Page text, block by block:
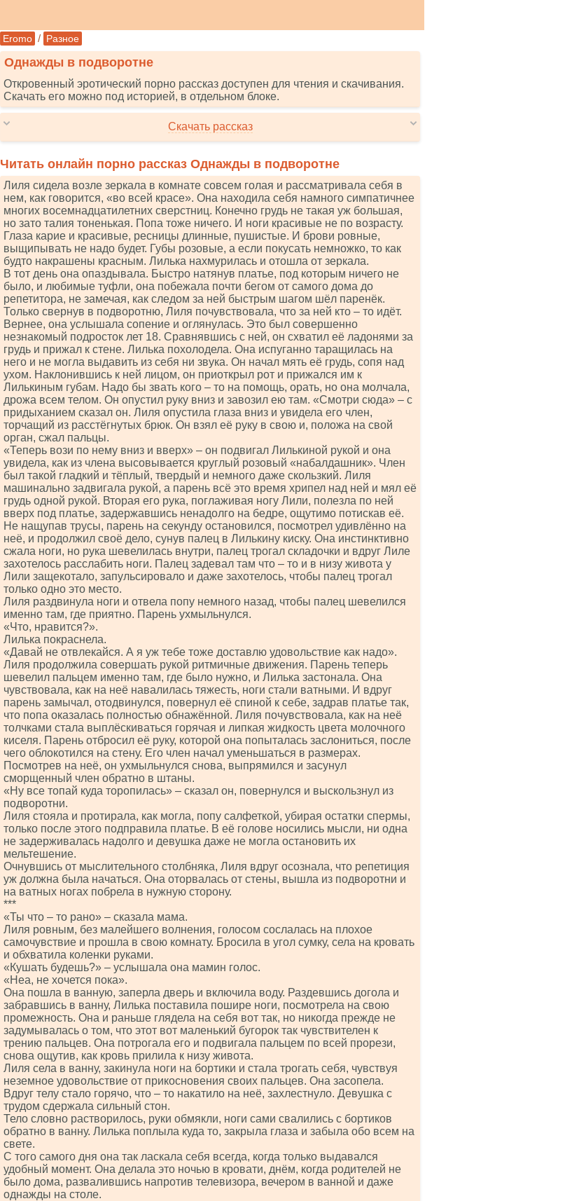
Eromo / Разное
Однажды в подворотне
Откровенный эротический порно рассказ доступен для чтения и скачивания.
Скачать его можно под историей, в отдельном блоке.
Скачать рассказ
Читать онлайн порно рассказ Однажды в подворотне
Лиля сидела возле зеркала в комнате совсем голая и рассматривала себя в
нем, как говорится, «во всей красе». Она находила себя намного симпатичнее
многих восемнадцатилетних сверстниц. Конечно грудь не такая уж большая,
но зато талия тоненькая. Попа тоже ничего. И ноги красивые не по возрасту.
Глаза карие и красивые, ресницы длинные, пушистые. И брови ровные,
выщипывать не надо будет. Губы розовые, а если покусать немножко, то как
будто накрашены красным. Лилька нахмурилась и отошла от зеркала.
В тот день она опаздывала. Быстро натянув платье, под которым ничего не
было, и любимые туфли, она побежала почти бегом от самого дома до
репетитора, не замечая, как следом за ней быстрым шагом шёл паренёк.
Только свернув в подворотню, Лиля почувствовала, что за ней кто – то идёт.
Вернее, она услышала сопение и оглянулась. Это был совершенно
незнакомый подросток лет 18. Сравнявшись с ней, он схватил её ладонями за
грудь и прижал к стене. Лилька похолодела. Она испуганно таращилась на
него и не могла выдавить из себя ни звука. Он начал мять её грудь, сопя над
ухом. Наклонившись к ней лицом, он приоткрыл рот и прижался им к
Лилькиным губам. Надо бы звать кого – то на помощь, орать, но она молчала,
дрожа всем телом. Он опустил руку вниз и завозил ею там. «Смотри сюда» – с
придыханием сказал он. Лиля опустила глаза вниз и увидела его член,
торчащий из расстёгнутых брюк. Он взял её руку в свою и, положа на свой
орган, сжал пальцы.
«Теперь вози по нему вниз и вверх» – он подвигал Лилькиной рукой и она
увидела, как из члена высовывается круглый розовый «набалдашник». Член
был такой гладкий и тёплый, твердый и немного даже скользкий. Лиля
машинально задвигала рукой, а парень всё это время хрипел над ней и мял её
грудь одной рукой. Вторая его рука, поглаживая ногу Лили, полезла по ней
вверх под платье, задержавшись ненадолго на бедре, ощутимо потискав её.
Не нащупав трусы, парень на секунду остановился, посмотрел удивлённо на
неё, и продолжил своё дело, сунув палец в Лилькину киску. Она инстинктивно
сжала ноги, но рука шевелилась внутри, палец трогал складочки и вдруг Лиле
захотелось расслабить ноги. Палец задевал там что – то и в низу живота у
Лили защекотало, запульсировало и даже захотелось, чтобы палец трогал
только одно это место.
Лиля раздвинула ноги и отвела попу немного назад, чтобы палец шевелился
именно там, где приятно. Парень ухмыльнулся.
«Что, нравится?».
Лилька покраснела.
«Давай не отвлекайся. А я уж тебе тоже доставлю удовольствие как надо».
Лиля продолжила совершать рукой ритмичные движения. Парень теперь
шевелил пальцем именно там, где было нужно, и Лилька застонала. Она
чувствовала, как на неё навалилась тяжесть, ноги стали ватными. И вдруг
парень замычал, отодвинулся, повернул её спиной к себе, задрав платье так,
что попа оказалась полностью обнажённой. Лиля почувствовала, как на неё
толчками стала выплёскиваться горячая и липкая жидкость цвета молочного
киселя. Парень отбросил её руку, которой она попыталась заслониться, после
чего облокотился на стену. Его член начал уменьшаться в размерах.
Посмотрев на неё, он ухмыльнулся снова, выпрямился и засунул
сморщенный член обратно в штаны.
«Ну все топай куда торопилась» – сказал он, повернулся и выскользнул из
подворотни.
Лиля стояла и протирала, как могла, попу салфеткой, убирая остатки спермы,
только после этого подправила платье. В её голове носились мысли, ни одна
не задерживалась надолго и девушка даже не могла остановить их
мельтешение.
Очнувшись от мыслительного столбняка, Лиля вдруг осознала, что репетиция
уж должна была начаться. Она оторвалась от стены, вышла из подворотни и
на ватных ногах побрела в нужную сторону.
***
«Ты что – то рано» – сказала мама.
Лиля ровным, без малейшего волнения, голосом сослалась на плохое
самочувствие и прошла в свою комнату. Бросила в угол сумку, села на кровать
и обхватила коленки руками.
«Кушать будешь?» – услышала она мамин голос.
«Неа, не хочется пока».
Она пошла в ванную, заперла дверь и включила воду. Раздевшись догола и
забравшись в ванну, Лилька поставила пошире ноги, посмотрела на свою
промежность. Она и раньше глядела на себя вот так, но никогда прежде не
задумывалась о том, что этот вот маленький бугорок так чувствителен к
трению пальцев. Она потрогала его и подвигала пальцем по всей прорези,
снова ощутив, как кровь прилила к низу живота.
Лиля села в ванну, закинула ноги на бортики и стала трогать себя, чувствуя
неземное удовольствие от прикосновения своих пальцев. Она засопела.
Вдруг телу стало горячо, что – то накатило на неё, захлестнуло. Девушка с
трудом сдержала сильный стон.
Тело словно растворилось, руки обмякли, ноги сами свалились с бортиков
обратно в ванну. Лилька поплыла куда то, закрыла глаза и забыла обо всем на
свете.
С того самого дня она так ласкала себя всегда, когда только выдавался
удобный момент. Она делала это ночью в кровати, днём, когда родителей не
было дома, развалившись напротив телевизора, вечером в ванной и даже
однажды на столе.